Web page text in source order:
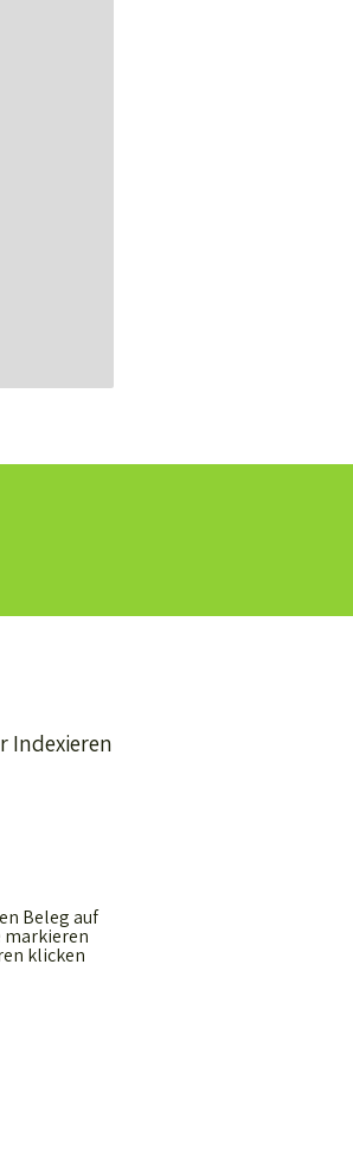
Indexieren
Beleg auf
markieren
klicken